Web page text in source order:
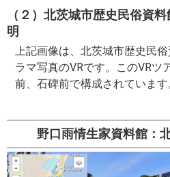
（２）北茨城市歴史民俗資
明
上記画像は、北茨城市歴史民
ラマ写真のVRです。このVRツ
前、石碑前で構成されています
野口雨情生家資料館：